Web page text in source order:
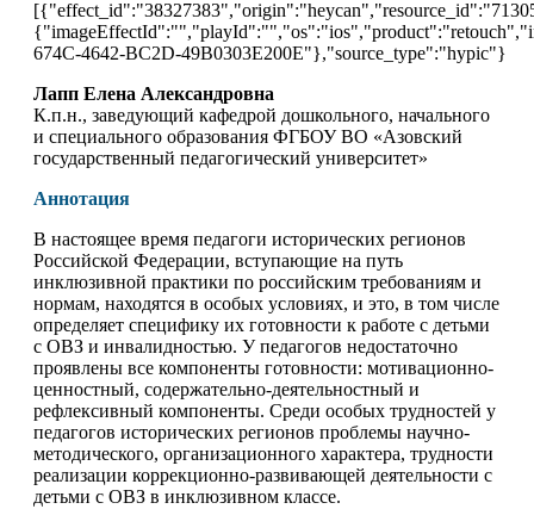
Лапп Елена Александровна
К.п.н., заведующий кафедрой дошкольного, начального
и специального образования ФГБОУ ВО «Азовский
государственный педагогический университет»
Аннотация
В настоящее время педагоги исторических регионов
Российской Федерации, вступающие на путь
инклюзивной практики по российским требованиям и
нормам, находятся в особых условиях, и это, в том числе
определяет специфику их готовности к работе с детьми
с ОВЗ и инвалидностью. У педагогов недостаточно
проявлены все компоненты готовности: мотивационно-
ценностный, содержательно-деятельностный и
рефлексивный компоненты. Среди особых трудностей у
педагогов исторических регионов проблемы научно-
методического, организационного характера, трудности
реализации коррекционно-развивающей деятельности с
детьми с ОВЗ в инклюзивном классе.